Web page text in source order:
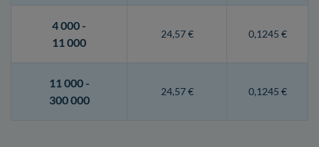
4 000 -
11 000
24,57 € 0,1245 €
11 000 -
300 000
24,57 € 0,1245 €